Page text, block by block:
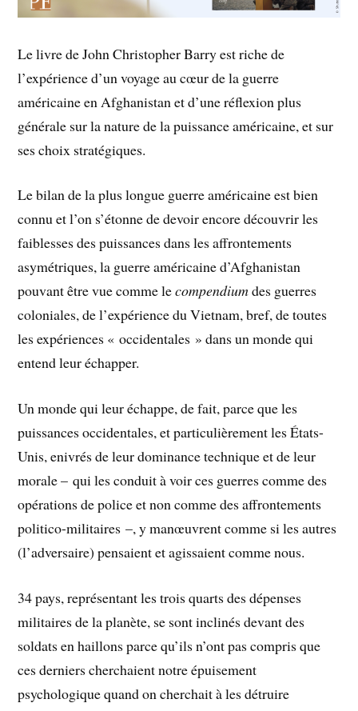
Le livre de John Christopher Barry est riche de
l’expérience d’un voyage au cœur de la guerre
américaine en Afghanistan et d’une réflexion plus
générale sur la nature de la puissance américaine, et sur
ses choix stratégiques.
Le bilan de la plus longue guerre américaine est bien
connu et l’on s’étonne de devoir encore découvrir les
faiblesses des puissances dans les affrontements
asymétriques, la guerre américaine d’Afghanistan
pouvant être vue comme lecompendiumdes guerres
coloniales, de l’expérience du Vietnam, bref, de toutes
les expériences « occidentales » dans un monde qui
entend leur échapper.
Un monde qui leur échappe, de fait, parce que les
puissances occidentales, et particulièrement les États-
Unis, enivrés de leur dominance technique et de leur
morale – qui les conduit à voir ces guerres comme des
opérations de police et non comme des affrontements
politico-militaires –, y manœuvrent comme si les autres
(l’adversaire) pensaient et agissaient comme nous.
34 pays, représentant les trois quarts des dépenses
militaires de la planète, se sont inclinés devant des
soldats en haillons parce qu’ils n’ont pas compris que
ces derniers cherchaient notre épuisement
psychologique quand on cherchait à les détruire